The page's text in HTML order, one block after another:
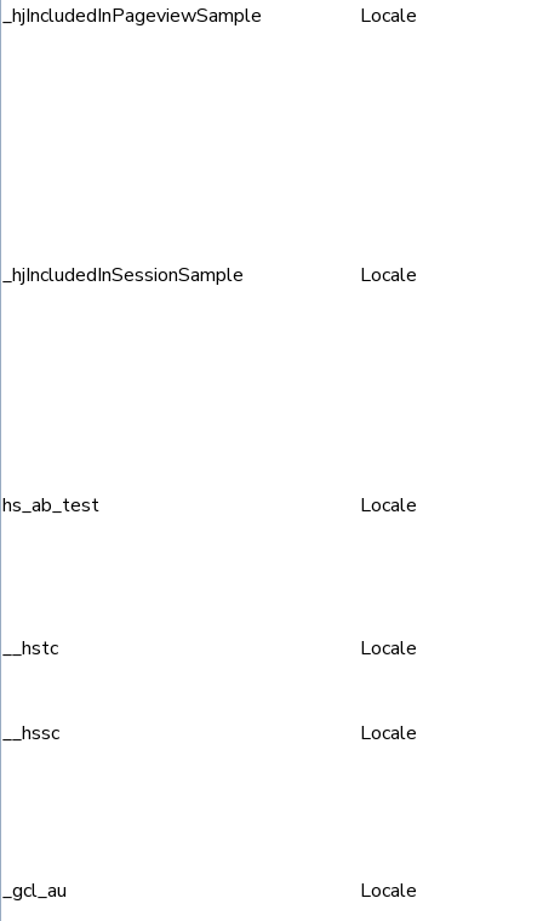
_hjIncludedInPageviewSample Locale
_hjIncludedInSessionSample Locale
hs_ab_test Locale
__hstc Locale
__hssc Locale
_gcl_au Locale